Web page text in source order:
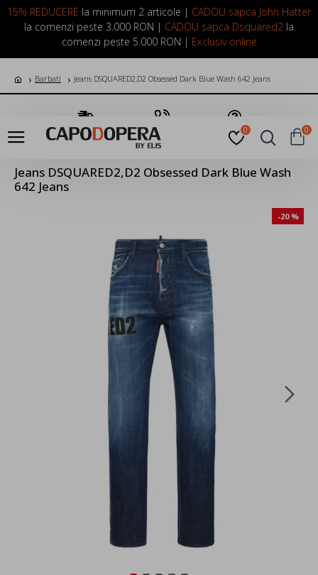
15% REDUCERE la minimum 2 articole | CADOU sapca John Hatter
la comenzi peste 3.000 RON | CADOU sapca Dsquared2 la
comenzi peste 5.000 RON | Exclusiv online
LOGIN INREGISTRARE
0 0
Barbati Jeans DSQUARED2,D2 Obsessed Dark Blue Wash 642 Jeans
Transport Gratuit Suna Acum Pune o Intrebare
Jeans DSQUARED2,D2 Obsessed Dark Blue Wash
642 Jeans
-20 %